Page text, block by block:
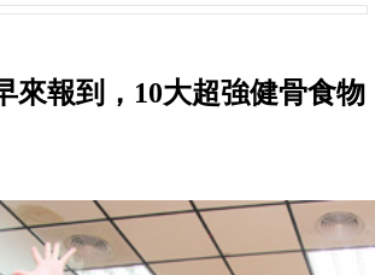
來報到，10大超強健骨食物